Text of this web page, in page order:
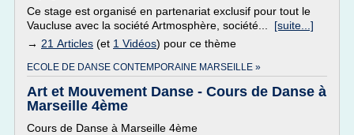
Ce stage est organisé en partenariat exclusif pour tout le
Vaucluse avec la société Artmosphère, société... [suite...]
→ 21 Articles (et 1 Vidéos) pour ce thème
ECOLE DE DANSE CONTEMPORAINE MARSEILLE »
Art et Mouvement Danse - Cours de Danse à
Marseille 4ème
Cours de Danse à Marseille 4ème